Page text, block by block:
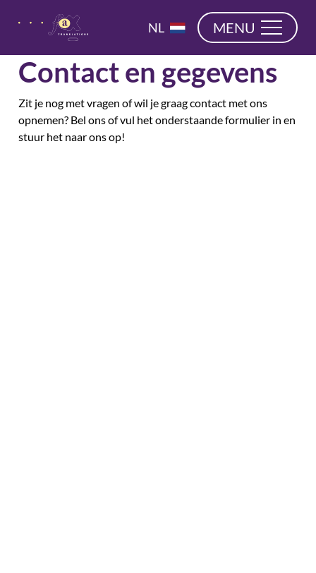
NL
DE
MENU
Contact en gegevens
Zit je nog met vragen of wil je graag contact met ons
opnemen? Bel ons of vul het onderstaande formulier in en
stuur het naar ons op!